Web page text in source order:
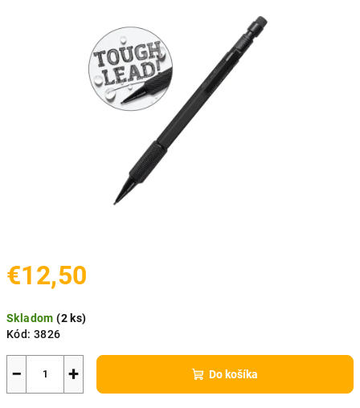
€12,50
cena:
Skladom(2 ks)
Kód: 3826
+
− Do košíka